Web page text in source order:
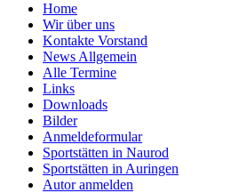
Home
Wir über uns
Kontakte Vorstand
News Allgemein
Alle Termine
Links
Downloads
Bilder
Anmeldeformular
Sportstätten in Naurod
Sportstätten in Auringen
Autor anmelden